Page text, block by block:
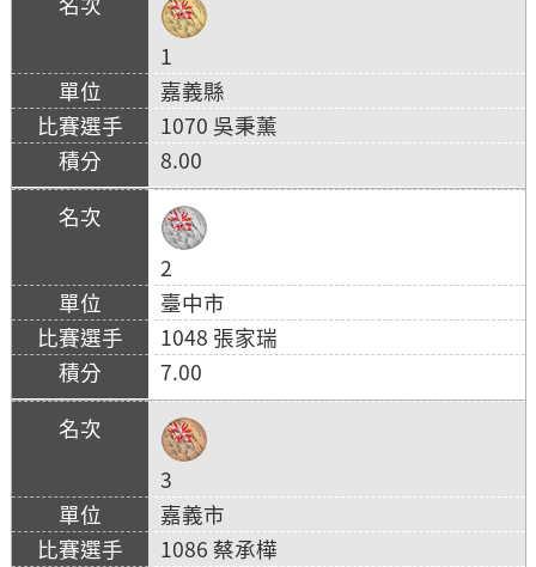
1
嘉義縣
1070 吳秉薰
8.00
2
臺中市
1048 張家瑞
7.00
3
嘉義市
1086 蔡承樺